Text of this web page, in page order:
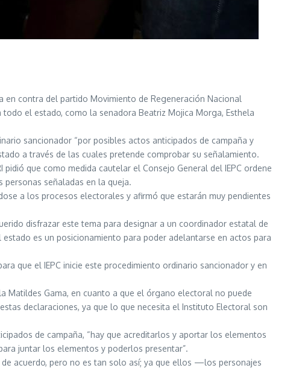
en contra del partido Movimiento de Regeneración Nacional
el estado, como la senadora Beatriz Mojica Morga, Esthela
sancionador “por posibles actos anticipados de campaña y
a través de las cuales pretende comprobar su señalamiento.
que como medida cautelar el Consejo General del IEPC ordene
señaladas en la queja.
a los procesos electorales y afirmó que estarán muy pendientes
disfrazar este tema para designar a un coordinador estatal de
es un posicionamiento para poder adelantarse en actos para
que el IEPC inicie este procedimiento ordinario sancionador y en
Matildes Gama, en cuanto a que el órgano electoral no puede
declaraciones, ya que lo que necesita el Instituto Electoral son
de campaña, “hay que acreditarlos y aportar los elementos
juntar los elementos y poderlos presentar”.
acuerdo, pero no es tan solo así; ya que ellos —los personajes